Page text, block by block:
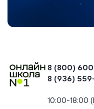
8 (800)
8 (936)
10:00-18:00